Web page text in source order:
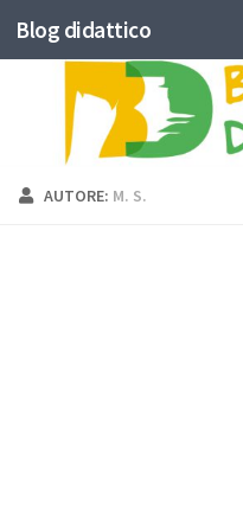
Skip to content
Blog didattico
AUTORE: M. S.